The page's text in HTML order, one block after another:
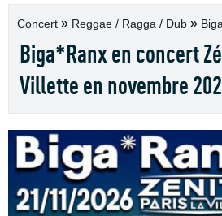
Concert » Reggae / Ragga / Dub »
Biga*Ranx en concert
Villette en novembre